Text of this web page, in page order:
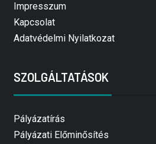
Impresszum
Kapcsolat
Adatvédelmi Nyilatkozat
SZOLGÁLTATÁSOK
Pályázatírás
Pályázati Előminősítés